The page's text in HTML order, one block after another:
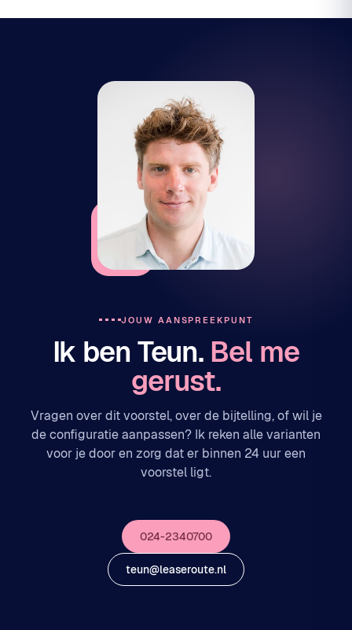
JOUW AANSPREEKPUNT
Ik ben Teun. Bel me
gerust.
Vragen over dit voorstel, over de bijtelling, of wil je
de configuratie aanpassen? Ik reken alle varianten
voor je door en zorg dat er binnen 24 uur een
voorstel ligt.
024-2340700
teun@leaseroute.nl